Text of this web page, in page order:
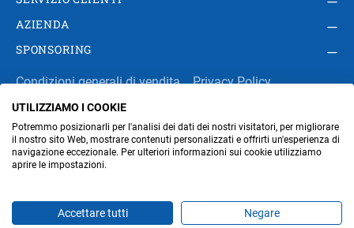
AZIENDA
SPONSORING
Condizioni generali di vendita
Privacy Policy
Impressum
Modifica impostazioni dei cookie
Amministrazione
UTILIZZIAMO I COOKIE
Potremmo posizionarli per l'analisi dei dati dei nostri visitatori, per migliorare
il nostro sito Web, mostrare contenuti personalizzati e offrirti un'esperienza di
navigazione eccezionale. Per ulteriori informazioni sui cookie utilizziamo
aprire le impostazioni.
Accettare tutti Negare